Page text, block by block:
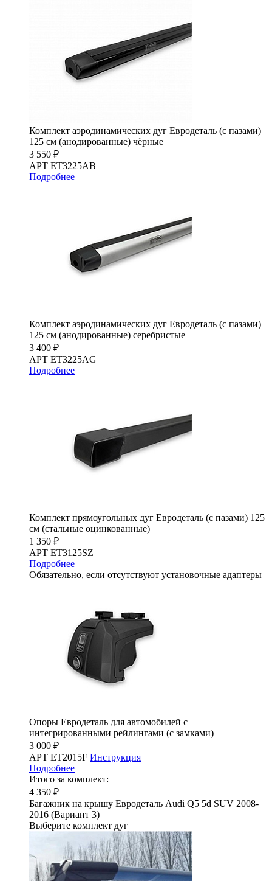
Комплект аэродинамических дуг Евродеталь (с пазами)
125 см (анодированные) чёрные
3 550 ₽
АРТ ET3225AB
Подробнее
Комплект аэродинамических дуг Евродеталь (с пазами)
125 см (анодированные) серебристые
3 400 ₽
АРТ ET3225AG
Подробнее
Комплект прямоугольных дуг Евродеталь (с пазами) 125
см (стальные оцинкованные)
1 350 ₽
АРТ ET3125SZ
Подробнее
Обязательно, если отсутствуют установочные адаптеры
Опоры Евродеталь для автомобилей с
интегрированными рейлингами (с замками)
3 000 ₽
АРТ ET2015F Инструкция
Подробнее
Итого за комплект:
4 350 ₽
Багажник на крышу Евродеталь Audi Q5 5d SUV 2008-
2016 (Вариант 3)
Выберите комплект дуг